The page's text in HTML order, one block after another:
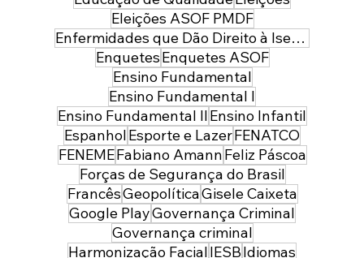
Eleições ASOF PMDF
Enfermidades que Dão Direito à Isenção de Imposto de Renda
EnquetesEnquetes ASOF
Ensino Fundamental
Ensino Fundamental I
Ensino Fundamental IIEnsino Infantil
EspanholEsporte e LazerFENATCO
FENEMEFabiano AmannFeliz Páscoa
Forças de Segurança do Brasil
FrancêsGeopolíticaGisele Caixeta
Google PlayGovernança Criminal
Governança criminal
Harmonização FacialIESBIdiomas